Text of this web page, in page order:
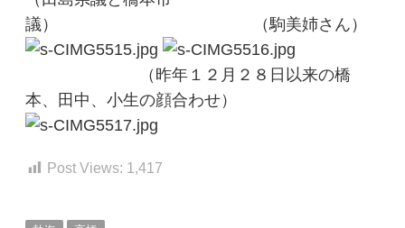
議） （駒美姉さん）
（昨年１２月２８日以来の橋
本、田中、小生の顔合わせ）
Post Views: 1,417